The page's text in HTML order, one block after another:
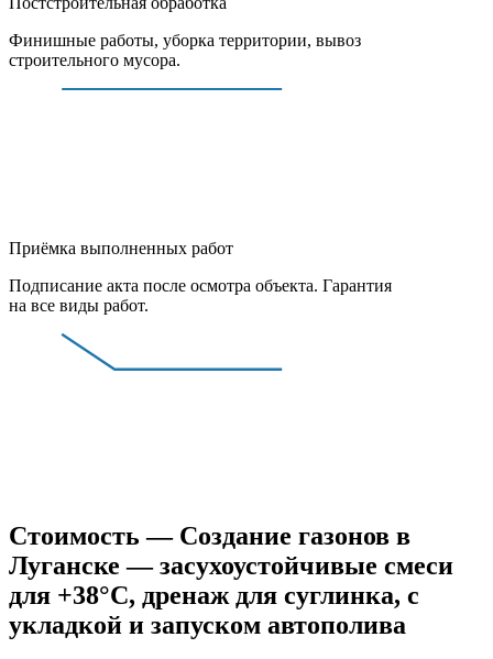
Финишные работы, уборка территории, вывоз
строительного мусора.
Приёмка выполненных работ
Подписание акта после осмотра объекта. Гарантия
на все виды работ.
Стоимость — Создание газонов в
Луганске — засухоустойчивые смеси
для +38°C, дренаж для суглинка, с
укладкой и запуском автополива